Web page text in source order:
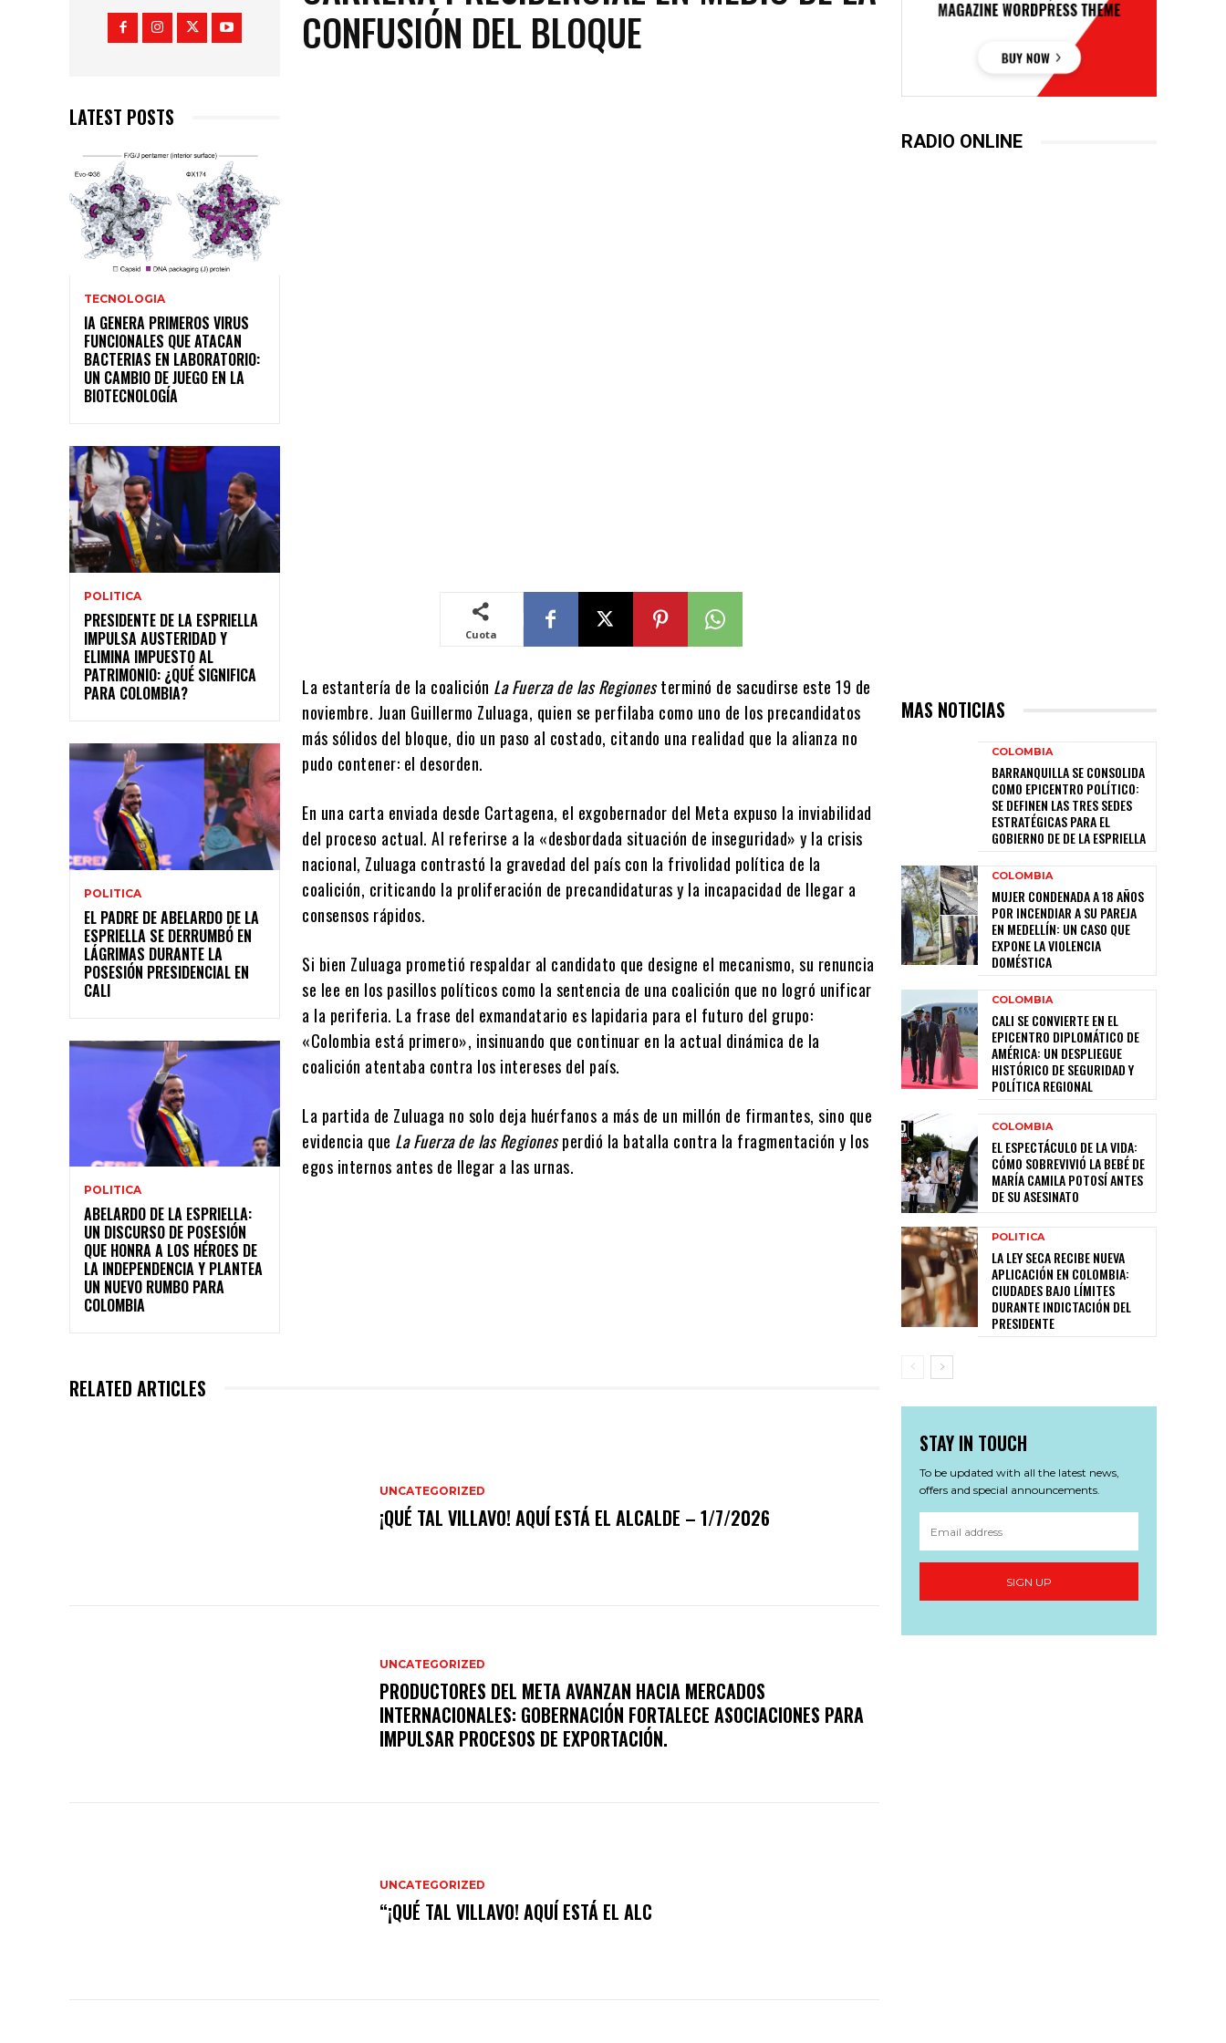
LATEST POSTS
TECNOLOGIA
IA GENERA PRIMEROS VIRUS
FUNCIONALES QUE ATACAN
BACTERIAS EN LABORATORIO:
UN CAMBIO DE JUEGO EN LA
BIOTECNOLOGÍA
POLITICA
PRESIDENTE DE LA ESPRIELLA
IMPULSA AUSTERIDAD Y
ELIMINA IMPUESTO AL
PATRIMONIO: ¿QUÉ SIGNIFICA
PARA COLOMBIA?
POLITICA
EL PADRE DE ABELARDO DE LA
ESPRIELLA SE DERRUMBÓ EN
LÁGRIMAS DURANTE LA
POSESIÓN PRESIDENCIAL EN
CALI
POLITICA
ABELARDO DE LA ESPRIELLA:
UN DISCURSO DE POSESIÓN
QUE HONRA A LOS HÉROES DE
LA INDEPENDENCIA Y PLANTEA
UN NUEVO RUMBO PARA
COLOMBIA
CONFUSIÓN DEL BLOQUE
Cuota
La estantería de la coalición La Fuerza de las Regionesterminó de sacudirse este 19 de
noviembre. Juan Guillermo Zuluaga, quien se perfilaba como uno de los precandidatos
más sólidos del bloque, dio un paso al costado, citando una realidad que la alianza no
pudo contener: el desorden.
En una carta enviada desde Cartagena, el exgobernador del Meta expuso la inviabilidad
del proceso actual. Al referirse a la «desbordada situación de inseguridad» y la crisis
nacional, Zuluaga contrastó la gravedad del país con la frivolidad política de la
coalición, criticando la proliferación de precandidaturas y la incapacidad de llegar a
consensos rápidos.
Si bien Zuluaga prometió respaldar al candidato que designe el mecanismo, su renuncia
se lee en los pasillos políticos como la sentencia de una coalición que no logró unificar
a la periferia. La frase del exmandatario es lapidaria para el futuro del grupo:
«Colombia está primero», insinuando que continuar en la actual dinámica de la
coalición atentaba contra los intereses del país.
La partida de Zuluaga no solo deja huérfanos a más de un millón de firmantes, sino que
evidencia que La Fuerza de las Regionesperdió la batalla contra la fragmentación y los
egos internos antes de llegar a las urnas.
RELATED ARTICLES
UNCATEGORIZED
¡QUÉ TAL VILLAVO! AQUÍ ESTÁ EL ALCALDE – 1/7/2026
UNCATEGORIZED
PRODUCTORES DEL META AVANZAN HACIA MERCADOS
INTERNACIONALES: GOBERNACIÓN FORTALECE ASOCIACIONES PARA
IMPULSAR PROCESOS DE EXPORTACIÓN.
UNCATEGORIZED
“¡QUÉ TAL VILLAVO! AQUÍ ESTÁ EL ALC
RADIO ONLINE
MAS NOTICIAS
COLOMBIA
BARRANQUILLA SE CONSOLIDA
COMO EPICENTRO POLÍTICO:
SE DEFINEN LAS TRES SEDES
ESTRATÉGICAS PARA EL
GOBIERNO DE DE LA ESPRIELLA
COLOMBIA
MUJER CONDENADA A 18 AÑOS
POR INCENDIAR A SU PAREJA
EN MEDELLÍN: UN CASO QUE
EXPONE LA VIOLENCIA
DOMÉSTICA
COLOMBIA
CALI SE CONVIERTE EN EL
EPICENTRO DIPLOMÁTICO DE
AMÉRICA: UN DESPLIEGUE
HISTÓRICO DE SEGURIDAD Y
POLÍTICA REGIONAL
COLOMBIA
EL ESPECTÁCULO DE LA VIDA:
CÓMO SOBREVIVIÓ LA BEBÉ DE
MARÍA CAMILA POTOSÍ ANTES
DE SU ASESINATO
POLITICA
LA LEY SECA RECIBE NUEVA
APLICACIÓN EN COLOMBIA:
CIUDADES BAJO LÍMITES
DURANTE INDICTACIÓN DEL
PRESIDENTE
STAY IN TOUCH
To be updated with all the latest news,
offers and special announcements.
SIGN UP